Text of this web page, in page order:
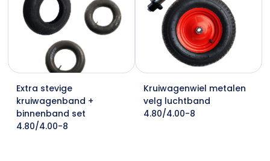
Extra stevige
kruiwagenband +
binnenband set
4.80/4.00-8
Kruiwagenwiel metalen
velg luchtband
4.80/4.00-8